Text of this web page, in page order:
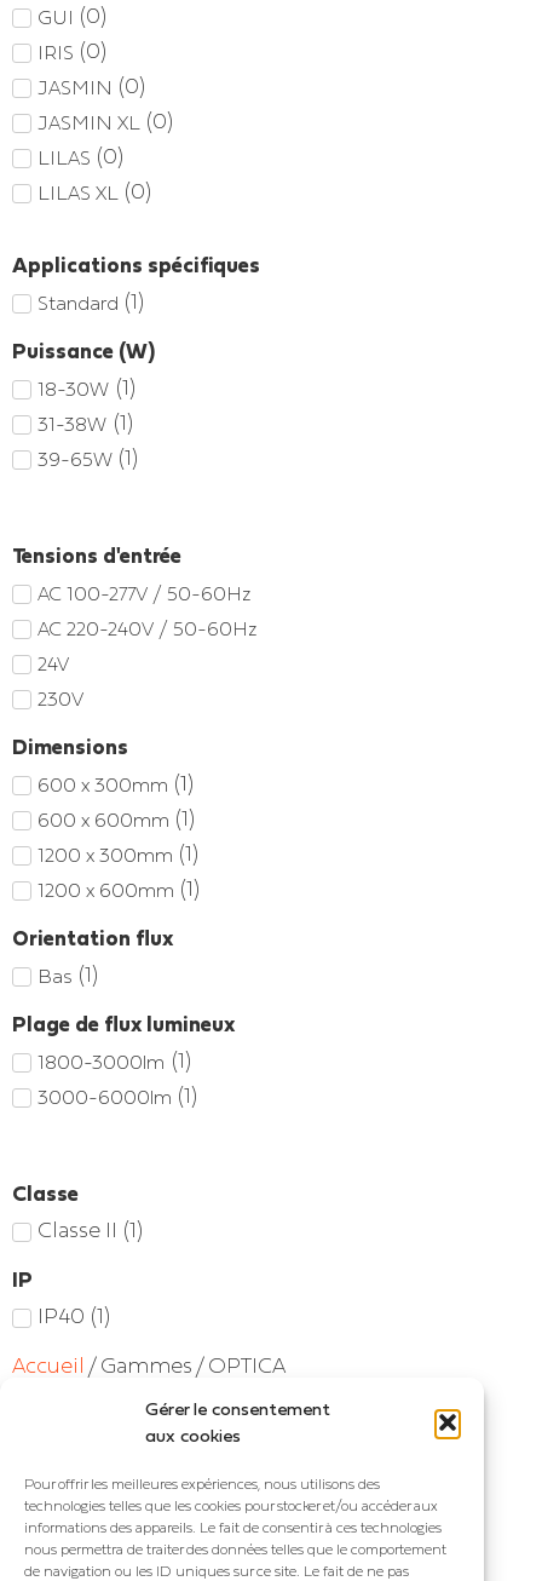
Gérer le consentement
aux cookies
Pour offrir les meilleures expériences, nous utilisons des
technologies telles que les cookies pour stocker et/ou accéder aux
informations des appareils. Le fait de consentir à ces technologies
nous permettra de traiter des données telles que le comportement
de navigation ou les ID uniques sur ce site. Le fait de ne pas
GUI (0)
IRIS (0)
JASMIN (0)
JASMIN XL (0)
LILAS (0)
LILAS XL (0)
Applications spécifiques
Standard (1)
Puissance (W)
18-30W (1)
31-38W (1)
39-65W (1)
Tensions d'entrée
AC 100-277V / 50-60Hz
AC 220-240V / 50-60Hz
24V
230V
Dimensions
600 x 300mm (1)
600 x 600mm (1)
1200 x 300mm (1)
1200 x 600mm (1)
Orientation flux
Bas (1)
Plage de flux lumineux
1800-3000lm (1)
3000-6000lm (1)
Classe
Classe II (1)
IP
IP40 (1)
Accueil / Gammes / OPTICA
Voici le seul résultat